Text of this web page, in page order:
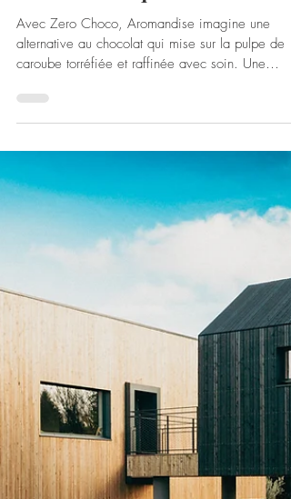
26 mars
L’alternative qui fait fondre !
Avec Zero Choco, Aromandise imagine une
caroube torréfiée et raffinée avec soin. Une
gourmandise au délicieux goût de chocolat au lait
aux notes de praliné, caramel et café. Vegan, bio
et pensée comme une réponse écoresponsable à
la pénurie de cacao, cette nouveauté affiche 20
de sucre en moins qu’un chocolat au lait
tout en revendiquant une empreinte allégée avec
une réduction de 90 % d’eau consommée et 80
de CO